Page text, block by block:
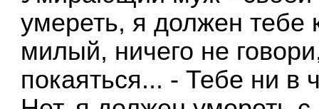
умереть, я должен тебе
милый, ничего не
покаяться... - Тебе ни в